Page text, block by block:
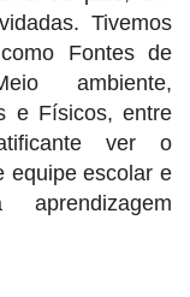
Tivemos
Fontes de
ambiente,
e Físicos, entre
ver o
equipe escolar e